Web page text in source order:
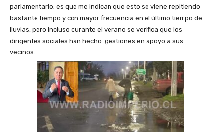
parlamentario; es que me indican que esto se viene repitiendo
bastante tiempo y con mayor frecuencia en el último tiempo de
lluvias, pero incluso durante el verano se verifica que los
dirigentes sociales han hecho gestiones en apoyo a sus
vecinos.